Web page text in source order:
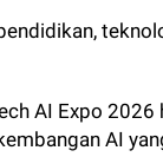
AI Expo
AI